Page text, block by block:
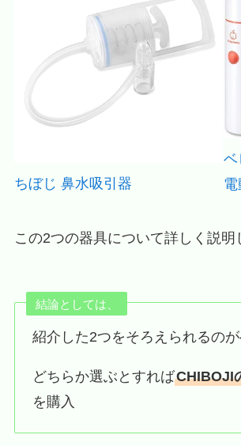
ちぼじ 鼻水吸引器
ベ
この2つの器具について詳しく説明
結論としては、
紹介した2つをそろえられるのが
どちらか選ぶとすればCHIBOJI
を購入